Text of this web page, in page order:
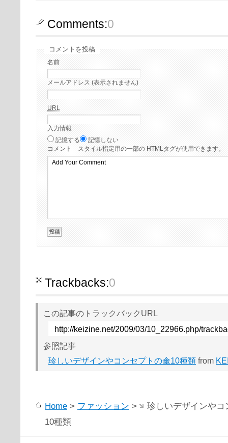
Comments:0
コメントを投稿
名前
メールアドレス (表示されません)
URL
入力情報
記憶する
記憶しない
コメント
スタイル指定用の一部の HTMLタグが使用できます。
Trackbacks:0
この記事のトラックバックURL
http://keizine.net/2009/03/10_22966.php/
参照記事
珍しいデザインやコンセプトの傘10種類 from
Home > ファッション >
珍しいデザインやコ
10種類